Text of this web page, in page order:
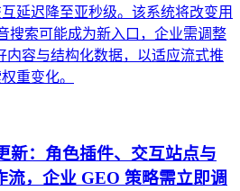
延迟降至亚秒级。该系统将改变用
搜索可能成为新入口，企业需调整
内容与结构化数据，以适应流式推
重变化。
新：角色插件、交互站点与
，企业 GEO 策略需立即调